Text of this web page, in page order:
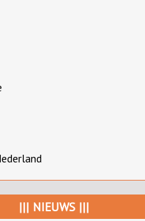
||| NIEUWS |||